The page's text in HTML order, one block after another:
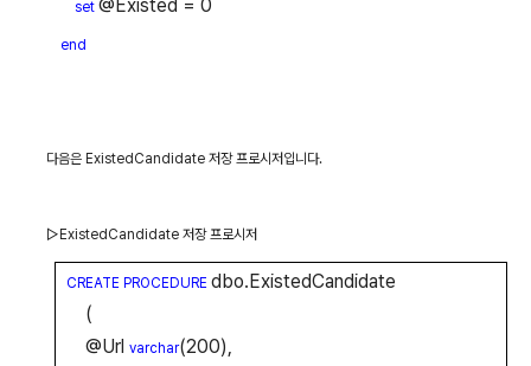
set@Existed = 0
end
다음은 ExistedCandidate저장 프로시저입니다.
▷ ExistedCandidate저장 프로시저
CREATE PROCEDURE dbo.ExistedCandidate
(
@Url varchar(200),